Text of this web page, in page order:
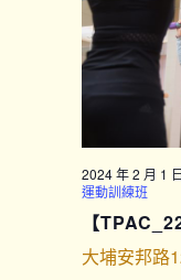
2024 年 2 月 1
運動訓練班
【
大埔安邦路